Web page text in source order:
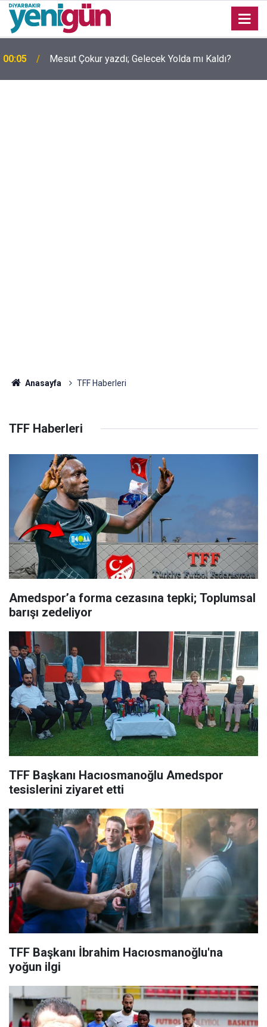
00:01 Barış Ünal yazdı; Silahlar susarsa gelecek konuşur
Anasayfa TFF Haberleri
TFF Haberleri
Amedspor’a forma cezasına tepki; Toplumsal
barışı zedeliyor
TFF Başkanı Hacıosmanoğlu Amedspor
tesislerini ziyaret etti
TFF Başkanı İbrahim Hacıosmanoğlu'na
yoğun ilgi